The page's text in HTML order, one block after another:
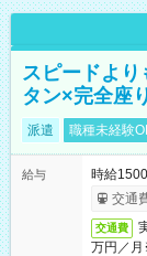
スピードよ
タン×完全座
派遣 職種未経験
給与
時給
交通
交通費
万円／